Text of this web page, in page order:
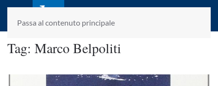
Passa al contenuto principale
laletteraturaenoi.it
fondato da Romano Luperini
Tag: Marco Belpoliti